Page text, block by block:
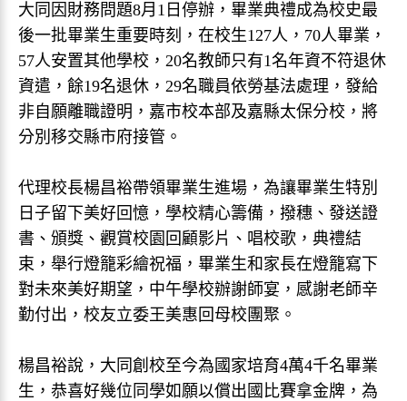
大同因財務問題8月1日停辦，畢業典禮成為校史最
後一批畢業生重要時刻，在校生127人，70人畢業，
57人安置其他學校，20名教師只有1名年資不符退休
資遣，餘19名退休，29名職員依勞基法處理，發給
非自願離職證明，嘉市校本部及嘉縣太保分校，將
分別移交縣市府接管。
代理校長楊昌裕帶領畢業生進場，為讓畢業生特別
日子留下美好回憶，學校精心籌備，撥穗、發送證
書、頒獎、觀賞校園回顧影片、唱校歌，典禮結
束，舉行燈籠彩繪祝福，畢業生和家長在燈籠寫下
對未來美好期望，中午學校辦謝師宴，感謝老師辛
勤付出，校友立委王美惠回母校團聚。
楊昌裕說，大同創校至今為國家培育4萬4千名畢業
生，恭喜好幾位同學如願以償出國比賽拿金牌，為